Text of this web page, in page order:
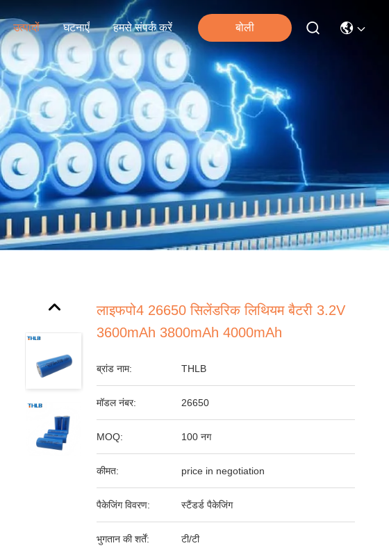
उत्पादों घटनाएँ हमसे संपर्क करें बोली
लाइफपो4 26650 सिलेंडरिक लिथियम बैटरी 3.2V
3600mAh 3800mAh 4000mAh
ब्रांड नाम: THLB
मॉडल नंबर: 26650
MOQ: 100 नग
कीमत: price in negotiation
पैकेजिंग विवरण: स्टैंडर्ड पैकेजिंग
भुगतान की शर्तें: टी/टी